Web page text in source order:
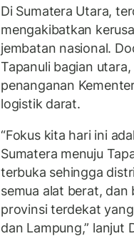
Di Sumatera Utara,
mengakibatkan
jembatan nasional.
Tapanuli bagian
penanganan
logistik darat.
“Fokus kita hari ini
Sumatera menuju
terbuka sehingga
semua alat berat,
provinsi terdekat
dan Lampung,” lanjut